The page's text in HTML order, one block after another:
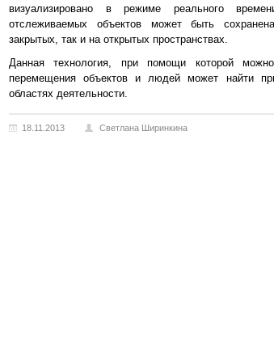
визуализировано в режиме реального
отслеживаемых объектов может быть
закрытых, так и на открытых пространствах.
Данная технология, при помощи которой можно
перемещения объектов и людей может найти
областях деятельности.
18.11.2013 Светлана Ширинкина